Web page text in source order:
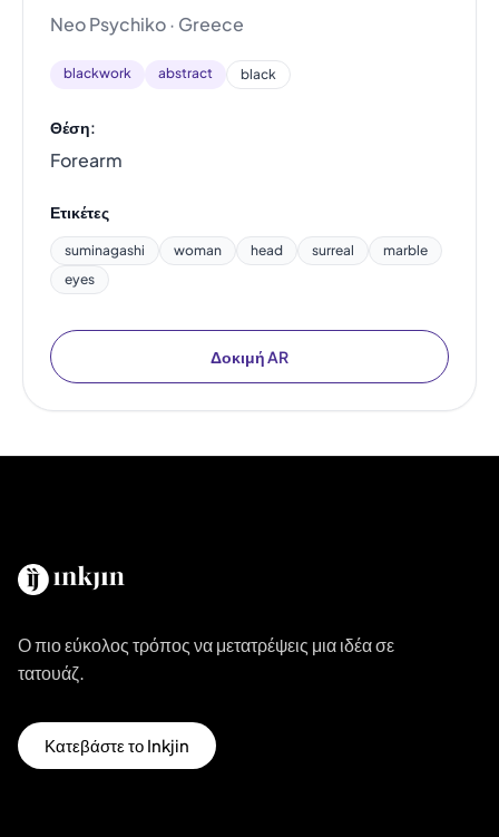
Neo Psychiko · Greece
blackwork abstract black
Θέση:
Forearm
Ετικέτες
suminagashi woman head surreal
marble
eyes
Δοκιμή AR
Ο πιο εύκολος τρόπος να μετατρέψεις μια ιδέα σε
τατουάζ.
Κατεβάστε το Inkjin